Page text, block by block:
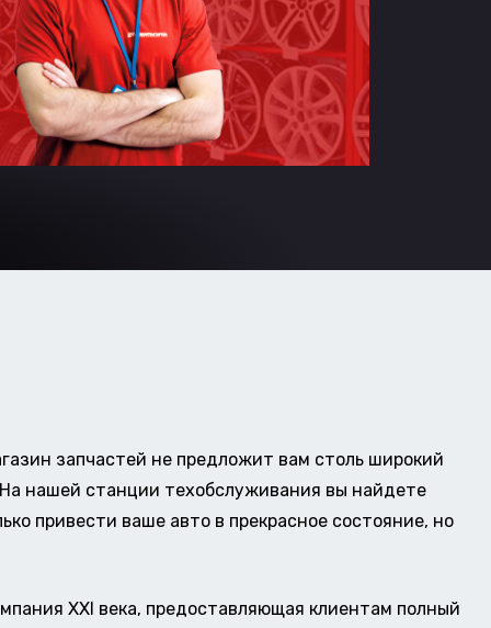
запчастей не предложит вам столь широкий
нашей станции техобслуживания вы найдете
привести ваше авто в прекрасное состояние, но
XXI века, предоставляющая клиентам полный